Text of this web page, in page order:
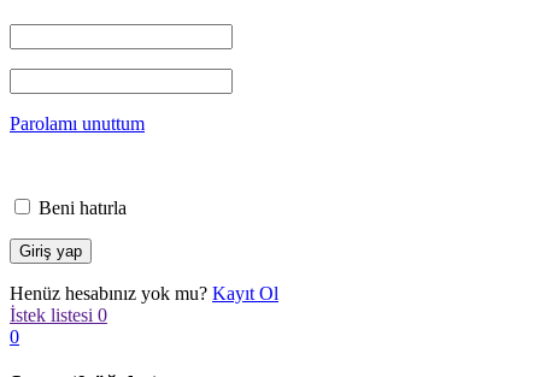
Parolamı unuttum
Beni hatırla
Henüz hesabınız yok mu? Kayıt Ol
İstek listesi 0
0